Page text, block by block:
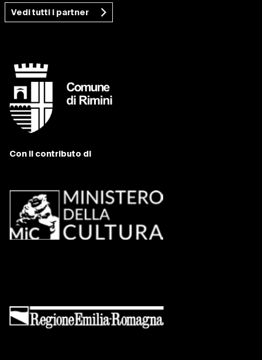
Vedi tutti i partner
Con il contributo di